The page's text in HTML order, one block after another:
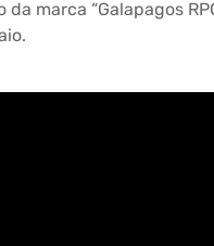
marca “Galapagos